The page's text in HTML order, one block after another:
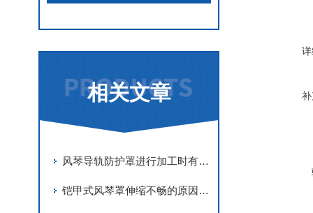
相关文章
风琴导轨防护罩进行加工时有哪些要求
铠甲式风琴罩伸缩不畅的原因有哪些？